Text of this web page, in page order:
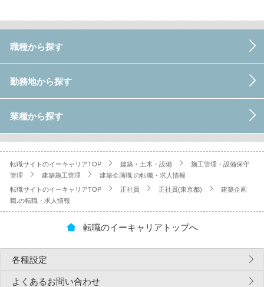
職種から探す
勤務地から探す
業種から探す
転職サイトのイーキャリアTOP 建築・土木・設備
施工管理・設備保守
管理
建築施工管理 建築企画職.の転職・求人情報
転職サイトのイーキャリアTOP 正社員 正社員(東京都)
建築企画
職.の転職・求人情報
転職のイーキャリアトップへ
各種設定
よくあるお問い合わせ